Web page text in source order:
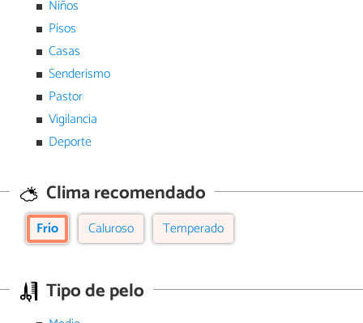
Niños
Pisos
Casas
Senderismo
Pastor
Vigilancia
Deporte
Clima recomendado
Frío Caluroso Temperado
Tipo de pelo